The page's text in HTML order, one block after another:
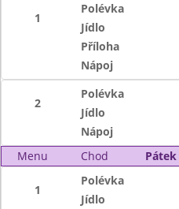
1
Polévka
Jídlo
Příloha
Nápoj
2
Polévka
Jídlo
Nápoj
Menu
Chod Pátek
1
Polévka
Jídlo